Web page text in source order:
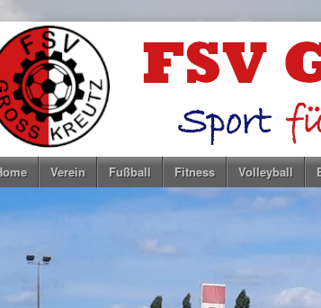
Verein Fußball Fitness Volleyball